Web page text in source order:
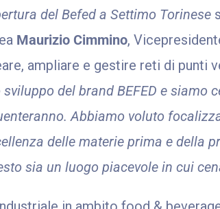
del Befed a Settimo Torinese s
Maurizio Cimmino,
ampliare e gestire reti di punti
del brand BEFED e
Abbiamo voluto
delle materie prima e
sia un luogo piacevole in cui